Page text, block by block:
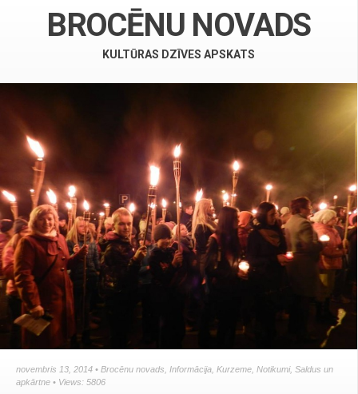
BROCĒNU NOVADS
KULTŪRAS DZĪVES APSKATS
novembris 13, 2014 • Brocēnu novads Informācija Kurzeme Notikumi, Saldus un
apkārtne • Views: 5806